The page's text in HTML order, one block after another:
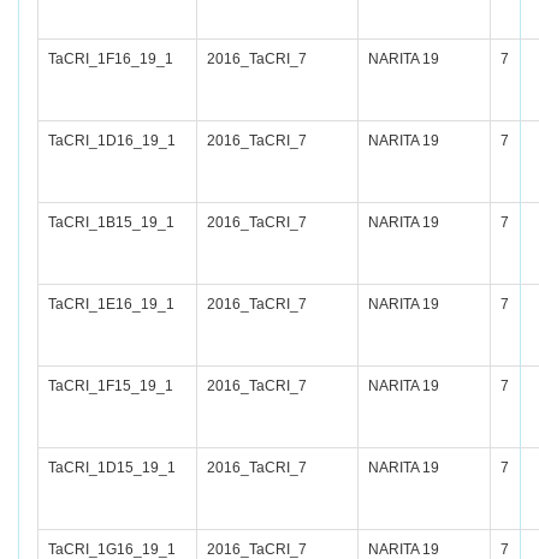
TaCRI_1F16_19_1 2016_TaCRI_7 NARITA 19 7
TaCRI_1D16_19_1 2016_TaCRI_7 NARITA 19 7
TaCRI_1B15_19_1 2016_TaCRI_7 NARITA 19 7
TaCRI_1E16_19_1 2016_TaCRI_7 NARITA 19 7
TaCRI_1F15_19_1 2016_TaCRI_7 NARITA 19 7
TaCRI_1D15_19_1 2016_TaCRI_7 NARITA 19 7
TaCRI_1G16_19_1 2016_TaCRI_7 NARITA 19 7